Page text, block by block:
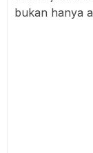
bukan hanya